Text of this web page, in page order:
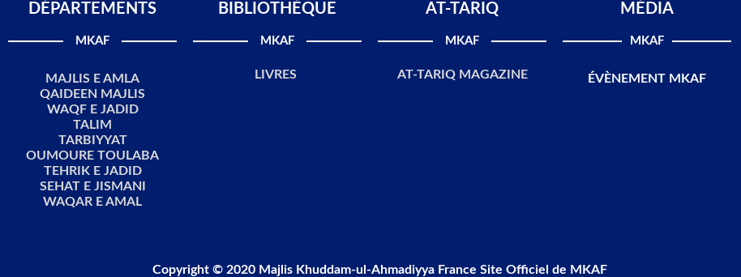
DÉPARTEMENTS​
MKAF
MAJLIS E AMLA
QAIDEEN MAJLIS
WAQF E JADID
TALIM
TARBIYYAT
OUMOURE TOULABA
TEHRIK E JADID
SEHAT E JISMANI
WAQAR E AMAL
BIBLIOTHÉQUE
MKAF
LIVRES
AT-TARIQ
MKAF
AT-TARIQ MAGAZINE
MÉDIA
MKAF
ÉVÈNEMENT MKAF
Copyright © 2020 Majlis Khuddam-ul-Ahmadiyya France Site Officiel de MKAF